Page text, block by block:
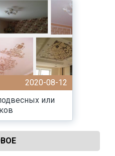
2020-08-12
или